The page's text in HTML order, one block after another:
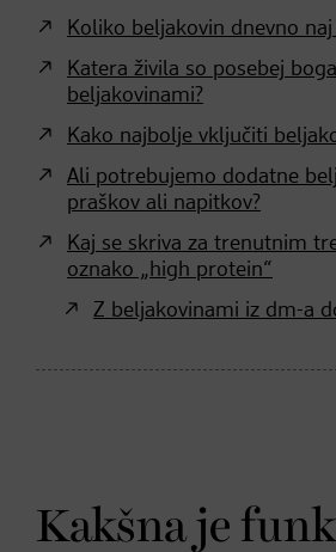
Koliko beljakovin dnevno
Katera živila so posebej
beljakovinami?
Kako najbolje vključiti
Ali potrebujemo dodatne
praškov ali napitkov?
Kaj se skriva za trenutnim
oznako „high protein“
Z beljakovinami iz dm-a
Kakšna je